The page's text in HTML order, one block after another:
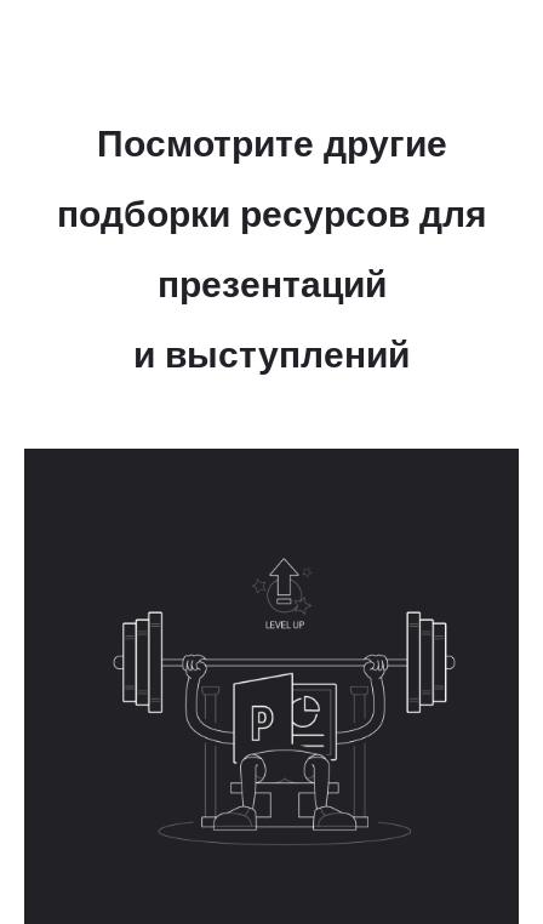
Посмотрите другие
подборки ресурсов для
презентаций
и выступлений
как мы работаем.
Прочитайте,
НАПИШИТЕ НАМ
рождаются в диалоге